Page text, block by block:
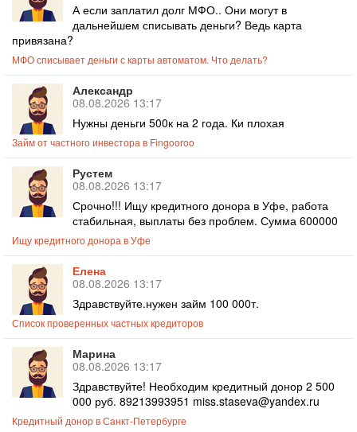
А если заплатил долг МФО.. Они могут в
дальнейшем списывать деньги? Ведь карта
привязана?
МФО списывает деньги с карты автоматом. Что делать?
Александр
08.08.2026 13:17
Нужны деньги 500к на 2 года. Ки плохая
Займ от частного инвестора в Fingooroo
Рустем
08.08.2026 13:17
Срочно!!! Ищу кредитного донора в Уфе, работа
стабильная, выплаты без проблем. Сумма 600000
Ищу кредитного донора в Уфе
Елена
08.08.2026 13:17
Здравствуйте.нужен займ 100 000т.
Список проверенных частных кредиторов
Марина
08.08.2026 13:17
Здравствуйте! Необходим кредитный донор 2 500
000 руб. 89213993951 miss.staseva@yandex.ru
Кредитный донор в Санкт-Петербурге